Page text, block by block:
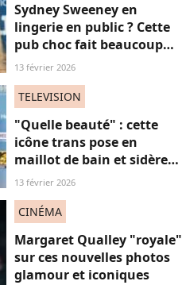
Sydney Sweeney en
lingerie en public ? Cette
pub choc fait beaucoup
(trop ?) réagir
13 février 2026
TELEVISION
"Quelle beauté" : cette
icône trans pose en
maillot de bain et sidère
ses fans, une ode intime
13 février 2026
CINÉMA
Margaret Qualley "royale"
sur ces nouvelles photos
glamour et iconiques